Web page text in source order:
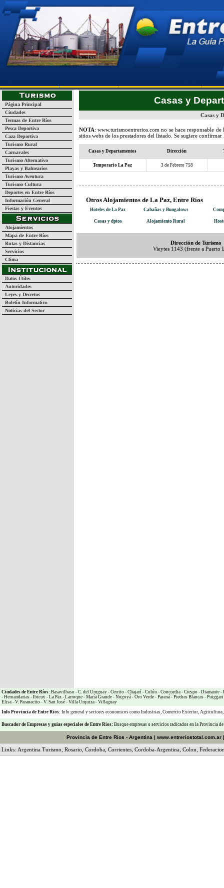
Página Principal
Ciudades
Termas de Entre Ríos
Pesca Deportiva
Caza Deportiva
Turismo Rural
Carnavales
Turismo Alternativo
Playas y Balnearios
Turismo Aventura
Turismo Cultura
Deportes en Entre Ríos
Información General
Fiestas y Eventos
Alojamientos
Mapa de Entre Ríos
Rutas y Distancias
Servicios
Clima
Datos Útiles
Autoridades
Leyes y Decretos
Boletín Informativo
Noticias del Sector
Casas y
Casas y
NOTA: www.turismoentrerios.com no se hace responsable
sitios webs de los prestadores del listado. Se sugiere confirmar
Casas y Departamentos Dirección
Temporario La Paz 3 de Febrero 758
Otros Alojamientos de La Paz, Entre Ríos
Hoteles de La Paz Cabañas y Bungalows
Casas y dptos Alojamiento Rural
Dirección de Turismo
Vieytes 1143 (frente a Puerto
Ciudades de Entre Ríos: Basavilbaso - C. del Uruguay - Cerrito - Chajarí - Colón - Concordia - Crespo - Diamante -
- Hernandarias - Ibicuy - La Paz - Larroque - María Grande - Nogoyá - Oro Verde - Paraná - Piedras Blancas - Puiggari
Elisa - V. Paranacito - V. San José - Villa Urquiza - Villaguay
Info Provincia de Entre Rios: Info general y sectores economicos como Industrias, Comercio Exterior, Agricultura,
Buscador de Empresas y guias especiales de Entre Rios: Busque empresas o servicios radicados en la Provincia
Provincia de Entre Rios - Argentina | www.entreriostotal.com.ar
Links: Argentina Turismo Rosario Cordoba Corrientes Cordoba-Argentina Colon